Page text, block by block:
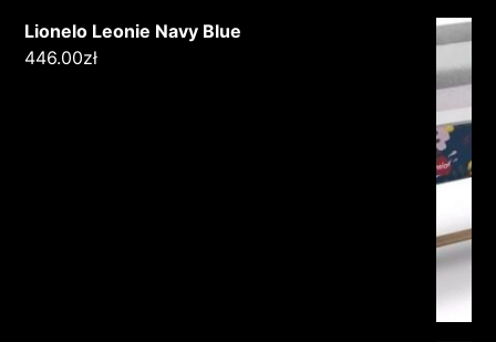
Lionelo Leonie Navy Blue
446.00zł